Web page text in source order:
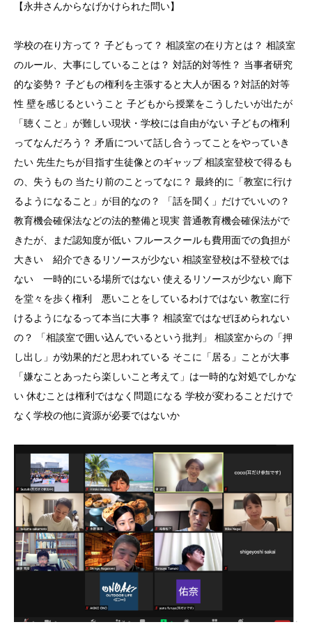
【永井さんからなげかけられた問い】
学校の在り方って？ 子どもって？ 相談室の在り方とは？ 相談室
のルール、大事にしていることは？ 対話的対等性？ 当事者研究
的な姿勢？ 子どもの権利を主張すると大人が困る？対話的対等
性 壁を感じるということ 子どもから授業をこうしたいが出たが
「聴くこと」が難しい現状・学校には自由がない 子どもの権利
ってなんだろう？ 矛盾について話し合うってことをやっていき
たい 先生たちが目指す生徒像とのギャップ 相談室登校で得るも
の、失うもの 当たり前のことってなに？ 最終的に「教室に行け
るようになること」が目的なの？ 「話を聞く」だけでいいの？
教育機会確保法などの法的整備と現実 普通教育機会確保法がで
きたが、まだ認知度が低い フルースクールも費用面での負担が
大きい 紹介できるリソースが少ない 相談室登校は不登校では
ない 一時的にいる場所ではない 使えるリソースが少ない 廊下
を堂々を歩く権利 悪いことをしているわけではない 教室に行
けるようになるって本当に大事？ 相談室ではなぜほめられない
の？ 「相談室で囲い込んでいるという批判」 相談室からの「押
し出し」が効果的だと思われている そこに「居る」ことが大事
「嫌なことあったら楽しいこと考えて」は一時的な対処でしかな
い 休むことは権利ではなく問題になる 学校が変わることだけで
なく学校の他に資源が必要ではないか